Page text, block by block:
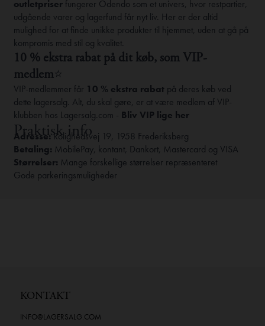
outletpriser fungerer Odendo som et univers, hvor restpartier,
udgående varer og lagerfund får nyt liv. Her er der altid
mulighed for at finde unikke produkter til hjemmet, uden at gå på
kompromis med stil og kvalitet.
10 % ekstra rabat på dit køb, som VIP-
medlem⭐
VIP-medlemmer får 10 % ekstra rabat på deres køb ved
dette lagersalg. Alt, du skal gøre, er at være medlem af VIP-
klubben hos Lagersalg.com - Bliv VIP lige her
Praktisk info
Adresse:Rolighedsvej 19, 1958 Frederiksberg
Betaling: MobilePay, kontant, Dankort, Mastercard og VISA
Størrelser: Mange forskellige størrelser repræsenteret
Gode parkeringsmuligheder
KONTAKT
INFO@LAGERSALG.COM